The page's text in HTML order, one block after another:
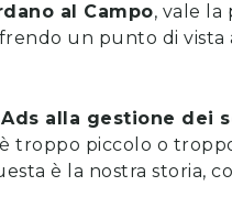
al Campo, vale la
un punto di
alla gestione dei
troppo piccolo o
è la nostra storia,